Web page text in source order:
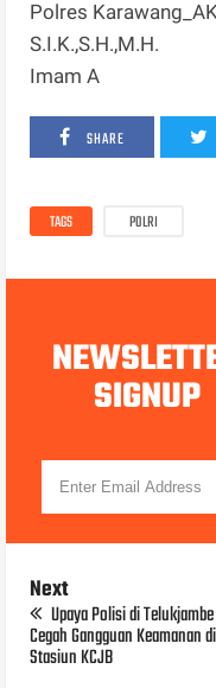
Polres
S.I.K.,S.H.,M.H.
Imam A
SHARE
TAGS POLRI
SIGNUP
Next
Upaya Polisi di
Cegah Gangguan Keamanan di
Stasiun KCJB